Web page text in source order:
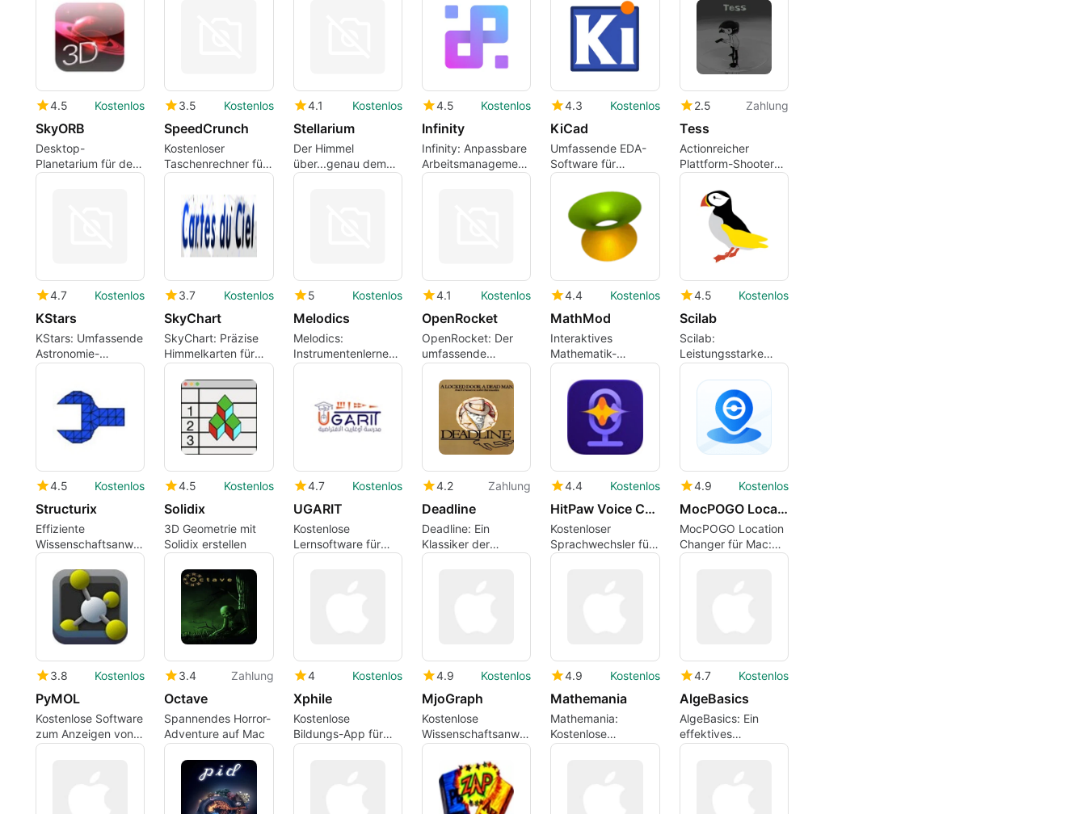
4.5 Kostenlos
SkyORB
Desktop-
Planetarium für den
Unterricht und die
3.5 Kostenlos
SpeedCrunch
Kostenloser
Taschenrechner für
Mac-Nutzer
4.1 Kostenlos
Stellarium
Der Himmel
über...genau dem
Ort, an dem man
4.5 Kostenlos
Infinity
Infinity: Anpassbare
Arbeitsmanagement-
Plattform
4.3 Kostenlos
KiCad
Umfassende EDA-
Software für
Elektronikdesign
2.5 Zahlung
Tess
Actionreicher
Plattform-Shooter
für Mac
4.7 Kostenlos
KStars
KStars: Umfassende
Astronomie-
Software für Mac
3.7 Kostenlos
SkyChart
SkyChart: Präzise
Himmelkarten für
Mac
5 Kostenlos
Melodics
Melodics:
Instrumentenlernen
leicht gemacht
4.1 Kostenlos
OpenRocket
OpenRocket: Der
umfassende
Modellraketensimulator
4.4 Kostenlos
MathMod
Interaktives
Mathematik-
Plotting-Tool für
Mac
4.5 Kostenlos
Scilab
Scilab:
Leistungsstarke
Programmiersprache
für numerische
Berechnungen
4.5 Kostenlos
Structurix
Effiziente
Wissenschaftsanwendung
für Mac-Nutzer
4.5 Kostenlos
Solidix
3D Geometrie mit
Solidix erstellen
4.7 Kostenlos
UGARIT
Kostenlose
Lernsoftware für
Wissenschaftsinteressierte
4.2 Zahlung
Deadline
Deadline: Ein
Klassiker der
interaktiven
4.4 Kostenlos
HitPaw Voice Changer Mac
Kostenloser
Sprachwechsler für
Mac
4.9 Kostenlos
MocPOGO Location Changer Mac
MocPOGO Location
Changer für Mac:
Eine Übersicht
3.8 Kostenlos
PyMOL
Kostenlose Software
zum Anzeigen von
3D-
3.4 Zahlung
Octave
Spannendes Horror-
Adventure auf Mac
4 Kostenlos
Xphile
Kostenlose
Bildungs-App für
Mac: Xphile
4.9 Kostenlos
MjoGraph
Kostenlose
Wissenschaftsanwendung
für Mac
4.9 Kostenlos
Mathemania
Mathemania:
Kostenlose
Mathematik-App für
4.7 Kostenlos
AlgeBasics
AlgeBasics: Ein
effektives
Lernwerkzeug für